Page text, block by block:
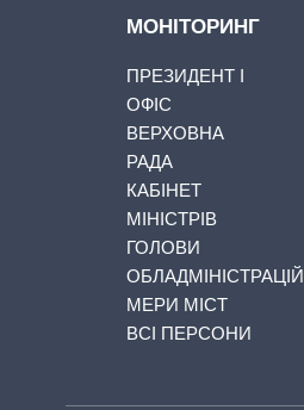
МОНІТОРИНГ
ПРЕЗИДЕНТ І
ОФІС
ВЕРХОВНА
РАДА
КАБІНЕТ
МІНІСТРІВ
ГОЛОВИ
ОБЛАДМІНІСТРАЦІЙ
МЕРИ МІСТ
ВСІ ПЕРСОНИ